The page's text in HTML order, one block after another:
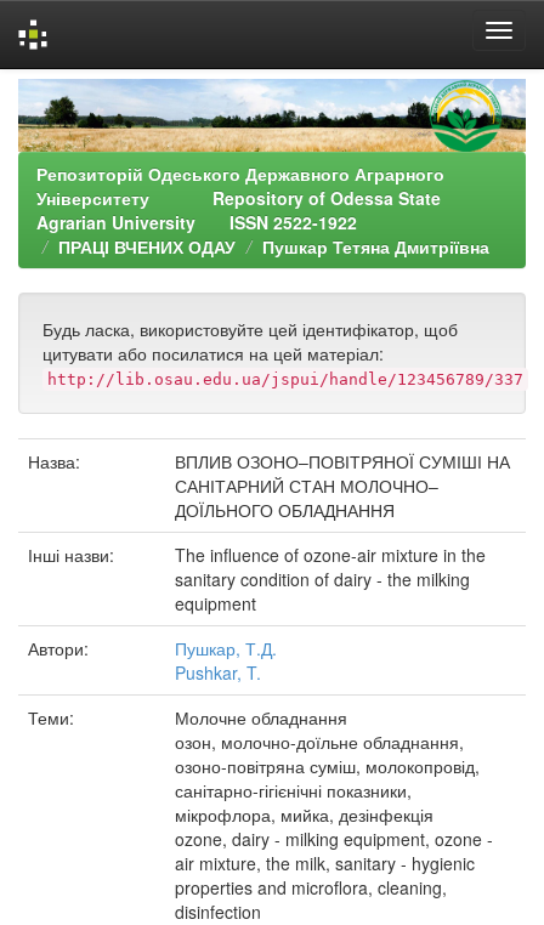
navigation
Репозиторій Одеського Державного Аграрного
Університету Repository of Odessa State
Agrarian University ISSN 2522-1922
ПРАЦІ ВЧЕНИХ ОДАУ
Пушкар Тетяна Дмитріївна
Будь ласка, використовуйте цей ідентифікатор, щоб
цитувати або посилатися на цей матеріал:
http://lib.osau.edu.ua/jspui/handle/123456789/337
Назва:
ВПЛИВ ОЗОНО–ПОВІТРЯНОЇ СУМІШІ НА
САНІТАРНИЙ СТАН МОЛОЧНО–
ДОЇЛЬНОГО ОБЛАДНАННЯ
Інші назви:
The influence of ozone-air mixture in the
sanitary condition of dairy - the milking
equipment
Автори:
Пушкар, Т.Д.
Pushkar, T.
Теми:
Молочне обладнання
озон, молочно-доїльне обладнання,
озоно-повітряна суміш, молокопровід,
санітарно-гігієнічні показники,
мікрофлора, мийка, дезінфекція
ozone, dairy - milking equipment, ozone -
air mixture, the milk, sanitary - hygienic
properties and microflora, cleaning,
disinfection